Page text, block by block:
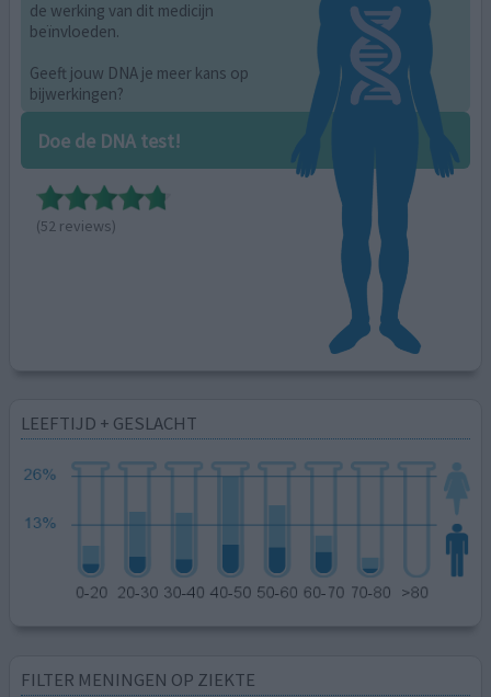
de werking van dit medicijn
beïnvloeden.
Geeft jouw DNA je meer kans op
bijwerkingen?
Doe de DNA test!
(52 reviews)
LEEFTIJD + GESLACHT
FILTER MENINGEN OP ZIEKTE